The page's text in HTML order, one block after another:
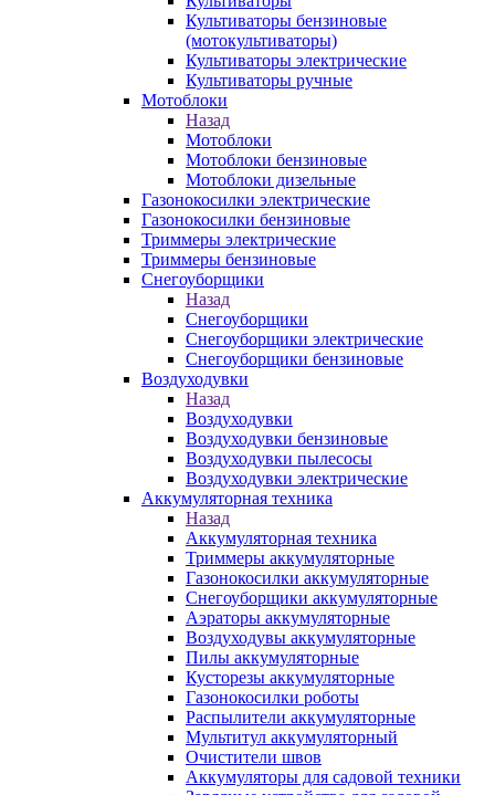
Культиваторы бензиновые
(мотокультиваторы)
Культиваторы электрические
Культиваторы ручные
Мотоблоки
Назад
Мотоблоки
Мотоблоки бензиновые
Мотоблоки дизельные
Газонокосилки электрические
Газонокосилки бензиновые
Триммеры электрические
Триммеры бензиновые
Снегоуборщики
Назад
Снегоуборщики
Снегоуборщики электрические
Снегоуборщики бензиновые
Воздуходувки
Назад
Воздуходувки
Воздуходувки бензиновые
Воздуходувки пылесосы
Воздуходувки электрические
Аккумуляторная техника
Назад
Аккумуляторная техника
Триммеры аккумуляторные
Газонокосилки аккумуляторные
Снегоуборщики аккумуляторные
Аэраторы аккумуляторные
Воздуходувы аккумуляторные
Пилы аккумуляторные
Кусторезы аккумуляторные
Газонокосилки роботы
Распылители аккумуляторные
Мультитул аккумуляторный
Очистители швов
Аккумуляторы для садовой техники